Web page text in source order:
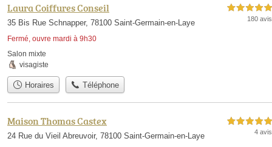
Laura Coiffures Conseil
35 Bis Rue Schnapper, 78100 Saint-Germain-en-Laye
Fermé, ouvre mardi à 9h30
5,0 étoiles sur 5
180 avis
Salon mixte
visagiste
Horaires Téléphone
Maison Thomas Castex
24 Rue du Vieil Abreuvoir, 78100 Saint-Germain-en-Laye
5,0 étoiles sur 5
4 avis